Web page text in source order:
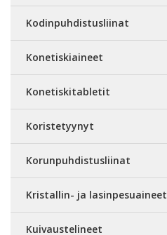
Kodinpuhdistusliinat
Konetiskiaineet
Konetiskitabletit
Koristetyynyt
Korunpuhdistusliinat
Kristallin- ja lasinpesuaineet
Kuivaustelineet